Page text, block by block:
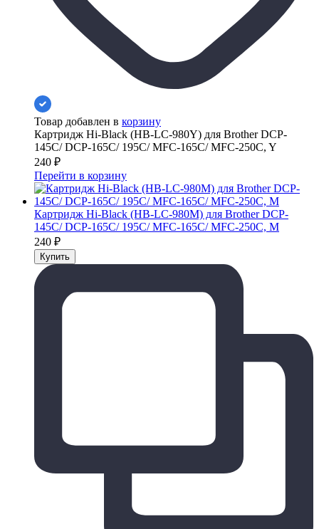
Товар добавлен в корзину
Картридж Hi-Black (HB-LC-980Y) для Brother DCP-
145C/ DCP-165С/ 195C/ MFC-165C/ MFC-250C, Y
240 ₽
Перейти в корзину
Картридж Hi-Black (HB-LC-980M) для Brother DCP-
145C/ DCP-165С/ 195C/ MFC-165C/ MFC-250C, M
240 ₽